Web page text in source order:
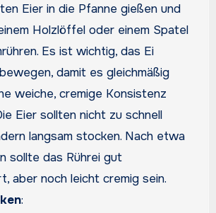
Eier in die Pfanne gießen und
Holzlöffel oder einem Spatel
Es ist wichtig, das Ei
damit es gleichmäßig
weiche, cremige Konsistenz
Eier sollten nicht zu schnell
langsam stocken. Nach etwa
sollte das Rührei gut
aber noch leicht cremig sein.
: